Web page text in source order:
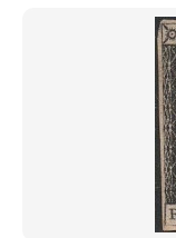
Monde entier